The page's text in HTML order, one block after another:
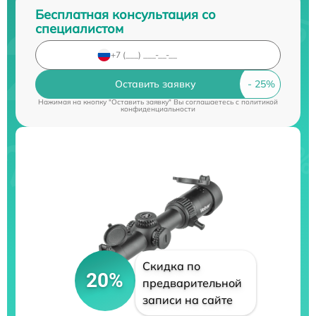
Бесплатная консультация со
специалистом
Оставить заявку
Нажимая на кнопку "Оставить заявку" Вы соглашаетесь cполитикой
конфиденциальности
20%
Скидка по
предварительной
записи на сайте